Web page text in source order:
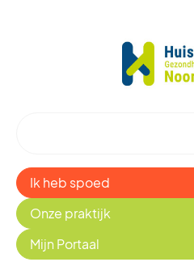
Onze praktijk
Mijn Portaal
Ik heb spoed